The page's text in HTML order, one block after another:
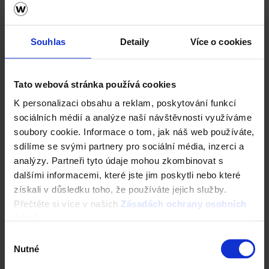
Souhlas Detaily Více o cookies
Tato webová stránka používá cookies
K personalizaci obsahu a reklam, poskytování funkcí
sociálních médií a analýze naší návštěvnosti využíváme
soubory cookie. Informace o tom, jak náš web používáte,
sdílíme se svými partnery pro sociální média, inzerci a
analýzy. Partneři tyto údaje mohou zkombinovat s
dalšími informacemi, které jste jim poskytli nebo které
získali v důsledku toho, že používáte jejich služby.
Přečtěte si více v našich Zásadách ochrany osobních
souhlasu
Nutné